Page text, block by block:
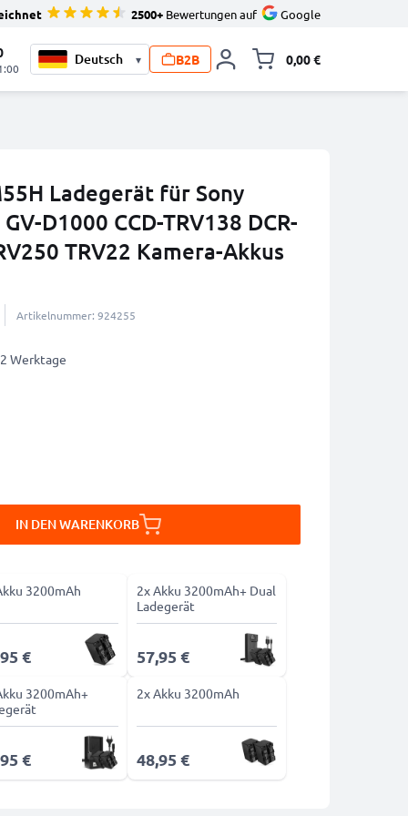
2500+ Bewertungen auf Google
▾ B2B 0,00 €
Ladegerät für Sony
D1000 CCD-TRV138 DCR-
TRV22 Kamera-Akkus
Artikelnummer: 924255
Werktage
IN DEN WARENKORB
3200mAh
€
2x Akku 3200mAh+ Dual
Ladegerät
57,95 €
3200mAh+
€
2x Akku 3200mAh
48,95 €